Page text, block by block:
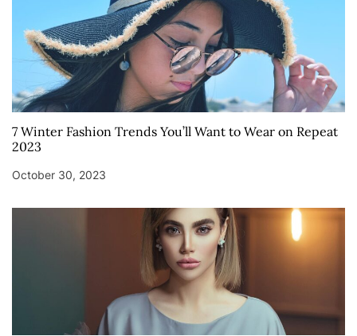
7 Winter Fashion Trends You’ll Want to Wear on Repeat
2023
October 30, 2023